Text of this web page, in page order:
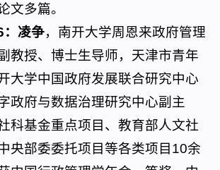
文多篇。
：凌争，南开大学周恩来政府管理
教授、博士生导师，天津市青年
大学中国政府发展联合研究中心
政府与数据治理研究中心副主
科基金重点项目、教育部人文社
央部委委托项目等各类项目10余